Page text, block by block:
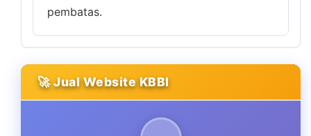
pembatas.
🚀 Jual Website KBBI